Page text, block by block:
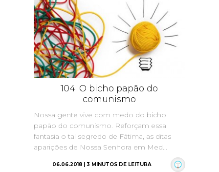
104. O bicho papão do
comunismo
Nossa gente vive com medo do bicho
papão do comunismo. Reforçam essa
fantasia o tal segredo de Fátima, as ditas
aparições de Nossa Senhora em Med...
06.06.2018 | 3 MINUTOS DE LEITURA